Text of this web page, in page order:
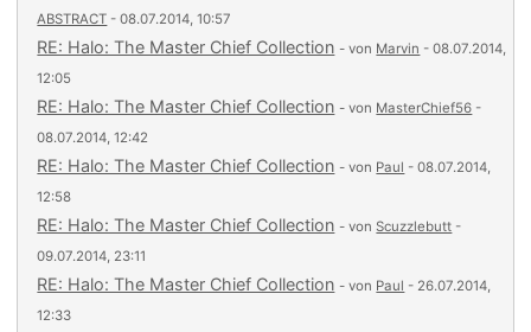
ABSTRACT - 08.07.2014, 10:57
RE: Halo: The Master Chief Collection - von Marvin - 08.07.2014,
12:05
RE: Halo: The Master Chief Collection - von MasterChief56 -
08.07.2014, 12:42
RE: Halo: The Master Chief Collection - von Paul - 08.07.2014,
12:58
RE: Halo: The Master Chief Collection - vonScuzzlebutt -
09.07.2014, 23:11
RE: Halo: The Master Chief Collection - von Paul - 26.07.2014,
12:33